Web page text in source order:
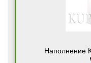
Наполнение